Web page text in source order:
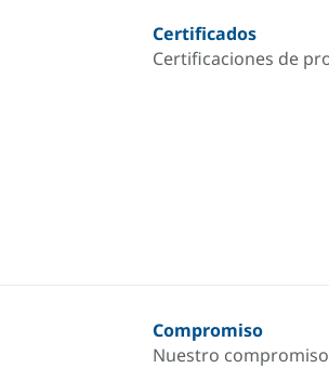
Certificados
Certificaciones de
Compromiso
Nuestro